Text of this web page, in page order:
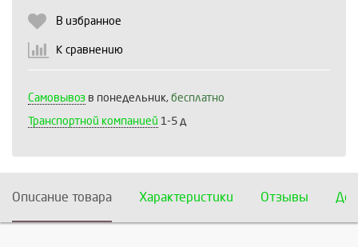
В избранное
К сравнению
Самовывоз в понедельник, бесплатно
Транспортной компанией 1-5 д
Описание товара Характеристики Отзывы